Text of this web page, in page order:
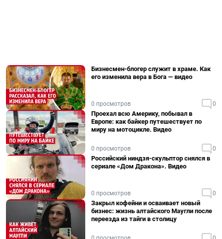
Бизнесмен-блогер служит в храме. Как
его изменила вера в Бога — видео
0 просмотров 0
Проехал всю Америку, побывал в
Европе: как байкер путешествует по
миру на мотоцикле. Видео
0 просмотров 0
Российский ниндзя-скульптор снялся в
сериале «Дом Дракона». Видео
0 просмотров 0
Закрыл кофейни и осваивает новый
бизнес: жизнь алтайского Маугли после
переезда из тайги в столицу